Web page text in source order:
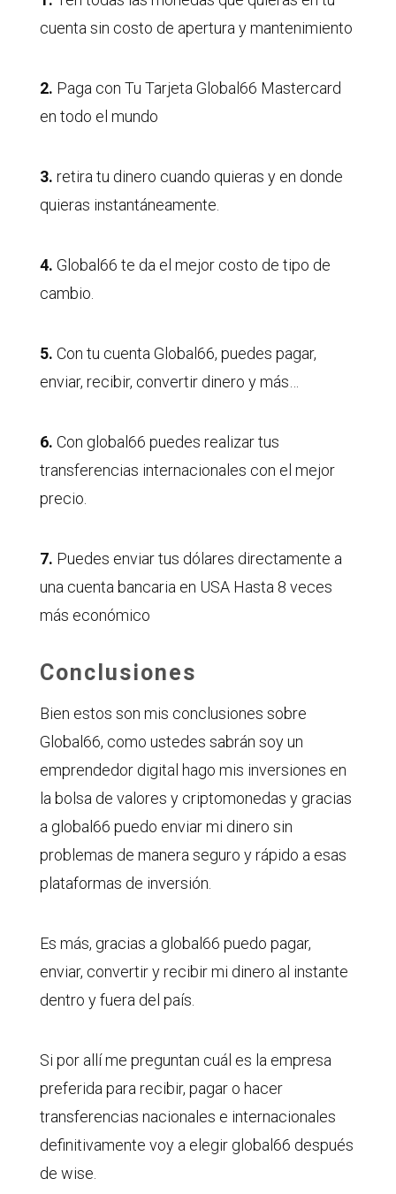
cuenta sin costo de apertura y mantenimiento
2. Paga con Tu Tarjeta Global66 Mastercard
en todo el mundo
3. retira tu dinero cuando quieras y en donde
quieras instantáneamente.
4. Global66 te da el mejor costo de tipo de
cambio.
5. Con tu cuenta Global66, puedes pagar,
enviar, recibir, convertir dinero y más…
6. Con global66 puedes realizar tus
transferencias internacionales con el mejor
precio.
7. Puedes enviar tus dólares directamente a
una cuenta bancaria en USA Hasta 8 veces
más económico
Conclusiones
Bien estos son mis conclusiones sobre
Global66, como ustedes sabrán soy un
emprendedor digital hago mis inversiones en
la bolsa de valores y criptomonedas y gracias
a global66 puedo enviar mi dinero sin
problemas de manera seguro y rápido a esas
plataformas de inversión.
Es más, gracias a global66 puedo pagar,
enviar, convertir y recibir mi dinero al instante
dentro y fuera del país.
Si por allí me preguntan cuál es la empresa
preferida para recibir, pagar o hacer
transferencias nacionales e internacionales
definitivamente voy a elegir global66 después
de wise.